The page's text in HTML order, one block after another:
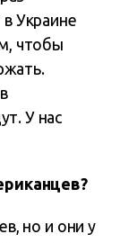
Украине
чтобы
У нас
но и они у